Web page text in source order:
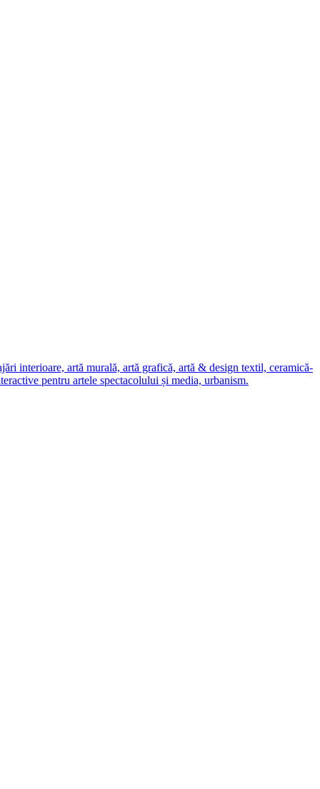
interioare, artă murală, artă grafică, artă & design textil, ceramică-
pentru artele spectacolului și media, urbanism.